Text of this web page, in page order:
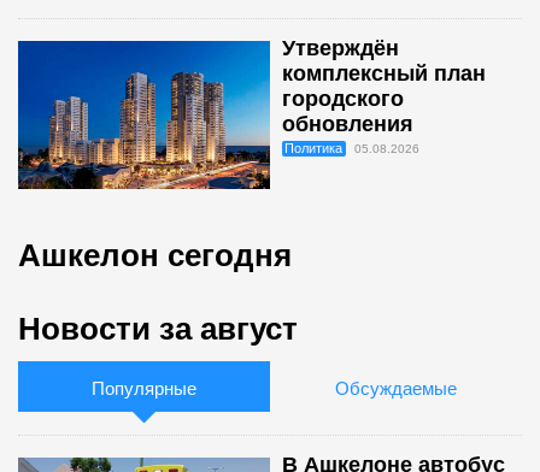
Утверждён
комплексный план
городского
обновления
Политика 05.08.2026
Ашкелон сегодня
Новости за август
Популярные Обсуждаемые
В Ашкелоне автобус